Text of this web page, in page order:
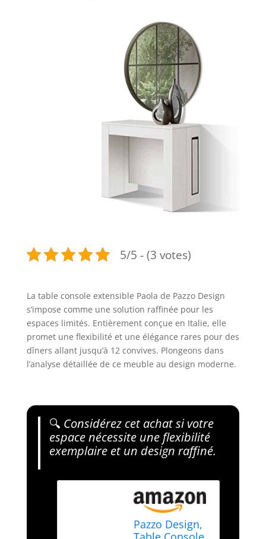
5/5 - (3 votes)
La table console extensible Paola de Pazzo Design
s’impose comme une solution raffinée pour les
espaces limités. Entièrement conçue en Italie, elle
promet une flexibilité et une élégance rares pour des
dîners allant jusqu’à 12 convives. Plongeons dans
l’analyse détaillée de ce meuble au design moderne.
🔍 Considérez cet achat si votre
espace nécessite une flexibilité
exemplaire et un design raffiné.
Pazzo Design,